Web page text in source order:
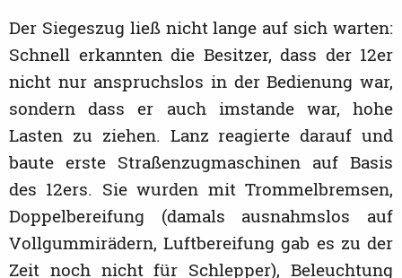
Der Siegeszug ließ nicht lange auf sich warten:
Schnell erkannten die Besitzer, dass der 12er
nicht nur anspruchslos in der Bedienung war,
sondern dass er auch imstande war, hohe
Lasten zu ziehen. Lanz reagierte darauf und
baute erste Straßenzugmaschinen auf Basis
des 12ers. Sie wurden mit Trommelbremsen,
Doppelbereifung (damals ausnahmslos auf
Vollgummirädern, Luftbereifung gab es zu der
Zeit noch nicht für Schlepper), Beleuchtung